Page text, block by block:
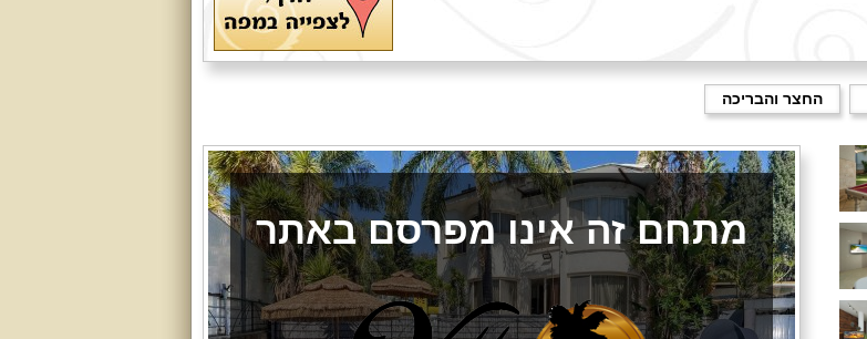
החצר והבריכה
מתחם זה אינו מפרסם באתר